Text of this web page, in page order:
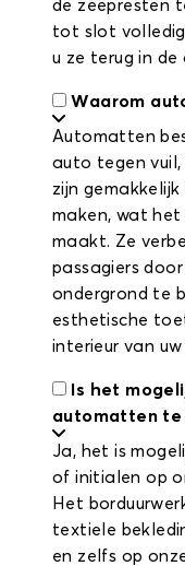
de zeepresten
tot slot
u ze terug in de
Waarom
Automatten
auto tegen vuil,
zijn
maken, wat het
maakt. Ze
passagiers
ondergrond te
esthetische
interieur van
Is het
automatten te
Ja, het is
of initialen op
Het
textiele
en zelfs op